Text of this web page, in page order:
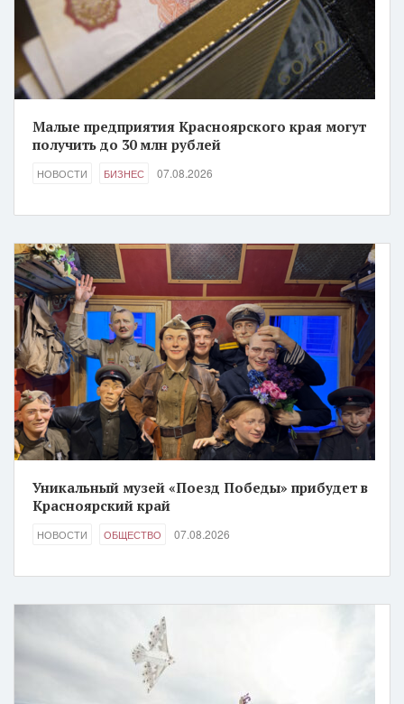
Малые предприятия Красноярского края могут
получить до 30 млн рублей
НОВОСТИ БИЗНЕС 07.08.2026
Уникальный музей «Поезд Победы» прибудет в
Красноярский край
НОВОСТИ ОБЩЕСТВО 07.08.2026